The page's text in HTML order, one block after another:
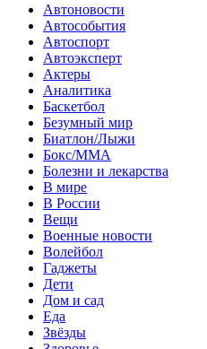
Автоновости
Автособытия
Автоспорт
Автоэксперт
Актеры
Аналитика
Баскетбол
Безумный мир
Биатлон/Лыжи
Бокс/MMA
Болезни и лекарства
В мире
В России
Вещи
Военные новости
Волейбол
Гаджеты
Дети
Дом и сад
Еда
Звёзды